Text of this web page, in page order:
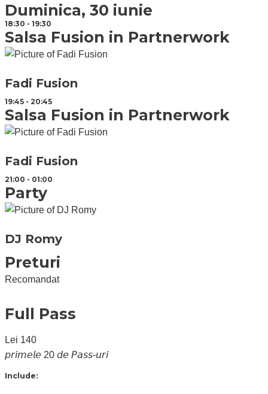
Duminica, 30 iunie
18:30 - 19:30
Salsa Fusion in Partnerwork
Fadi Fusion
19:45 - 20:45
Salsa Fusion in Partnerwork
Fadi Fusion
21:00 - 01:00
Party
DJ Romy
Preturi
Recomandat
Full Pass
Lei 140
𝘱𝘳𝘪𝘮𝘦𝘭𝘦 20 𝘥𝘦 𝘗𝘢𝘴𝘴-𝘶𝘳𝘪
Include: